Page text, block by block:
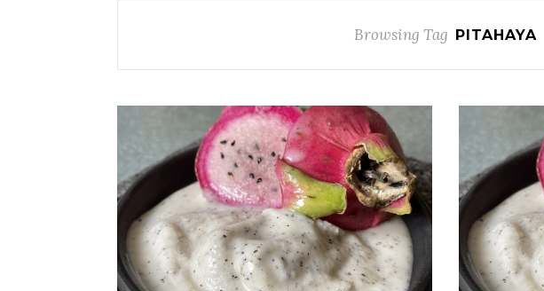
Browsing Tag PITAHAYA